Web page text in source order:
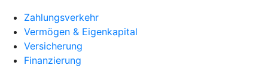
Zahlungsverkehr
Vermögen & Eigenkapital
Versicherung
Finanzierung